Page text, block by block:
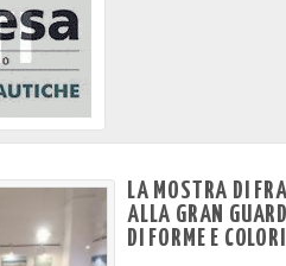
LA MOSTRA DI
ALLA GRAN
DI FORME E COLORI